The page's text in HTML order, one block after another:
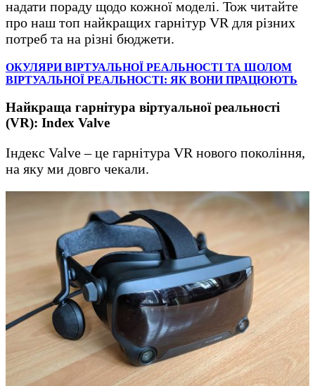
надати пораду щодо кожної моделі. Тож читайте
про наш топ найкращих гарнітур VR для різних
потреб та на різні бюджети.
ОКУЛЯРИ ВІРТУАЛЬНОЇ РЕАЛЬНОСТІ ТА ШОЛОМ
ВІРТУАЛЬНОЇ РЕАЛЬНОСТІ: ЯК ВОНИ ПРАЦЮЮТЬ
Найкраща гарнітура віртуальної реальності
(VR): Index Valve
Індекс Valve – це гарнітура VR нового покоління,
на яку ми довго чекали.